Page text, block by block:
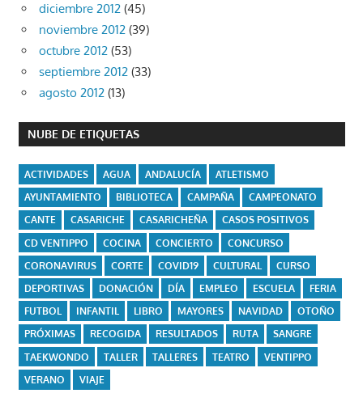
diciembre 2012 (45)
noviembre 2012 (39)
octubre 2012 (53)
septiembre 2012 (33)
agosto 2012 (13)
NUBE DE ETIQUETAS
ACTIVIDADES AGUA ANDALUCÍA
ATLETISMO
AYUNTAMIENTO
BIBLIOTECA CAMPAÑA
CAMPEONATO
CANTE
CASARICHE CASARICHEÑA
CASOS POSITIVOS
CD VENTIPPO
COCINA CONCIERTO
CONCURSO
CORONAVIRUS
CORTE COVID19 CULTURAL
CURSO
DEPORTIVAS
DONACIÓN DÍA EMPLEO ESCUELA
FERIA
FUTBOL
INFANTIL LIBRO MAYORES NAVIDAD
OTOÑO
PRÓXIMAS
RECOGIDA RESULTADOS RUTA
SANGRE
TAEKWONDO
TALLER TALLERES TEATRO
VENTIPPO
VERANO
VIAJE